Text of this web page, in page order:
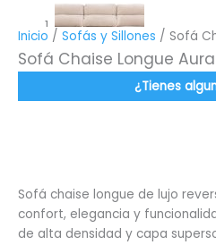
Inicio / Sofás y Sillones / Sofá
Sofá Chaise Longue Aura
¿Tienes
Sofá chaise longue de lujo
confort, elegancia y
de alta densidad y capa